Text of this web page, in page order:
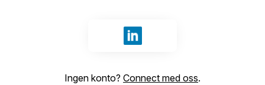
Logg inn med LinkedIn
Ingen konto? Connect med oss.